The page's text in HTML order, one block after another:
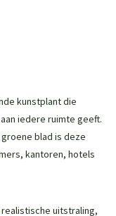
kunstplant die
iedere ruimte geeft.
blad is deze
kantoren, hotels
uitstraling,